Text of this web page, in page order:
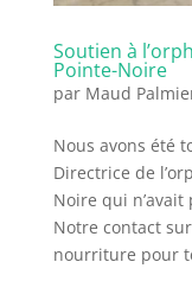
Soutien à
Pointe-Noire
par Maud
Nous avons été
Directrice de
Noire qui
Notre contact
nourriture pour